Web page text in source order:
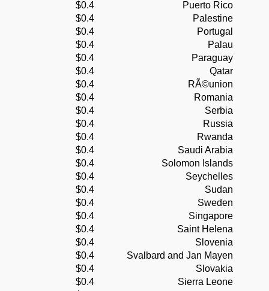
Puerto Rico
$0.4
Palestine
$0.4
Portugal
$0.4
Palau
$0.4
Paraguay
$0.4
Qatar
$0.4
RÃ©union
$0.4
Romania
$0.4
Serbia
$0.4
Russia
$0.4
Rwanda
$0.4
Saudi Arabia
$0.4
Solomon Islands
$0.4
Seychelles
$0.4
Sudan
$0.4
Sweden
$0.4
Singapore
$0.4
Saint Helena
$0.4
Slovenia
$0.4
Svalbard and Jan Mayen
$0.4
Slovakia
$0.4
Sierra Leone
$0.4